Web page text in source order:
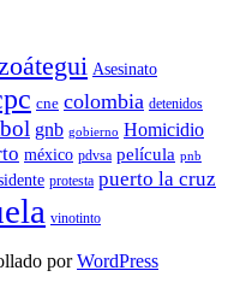
Asesinato
cne colombia detenidos
gnb gobierno Homicidio
méxico pdvsa película pnb
protesta puerto la cruz
vinotinto
porWordPress